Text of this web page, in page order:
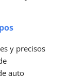
y precisos
auto